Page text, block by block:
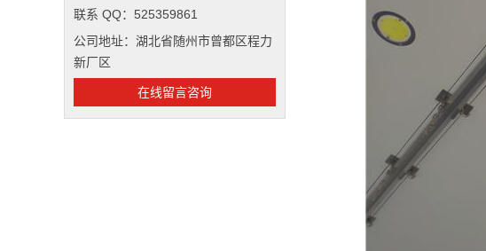
联系 QQ：525359861
公司地址：湖北省随州市曾都区程力
新厂区
在线留言咨询